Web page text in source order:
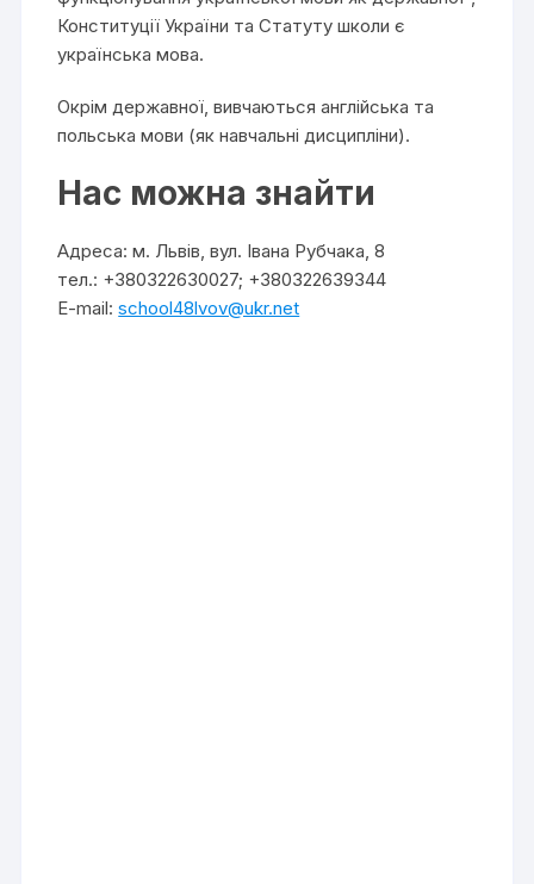
Конституції України та Статуту школи є
українська мова.
Окрім державної, вивчаються англійська та
польська мови (як навчальні дисципліни).
Нас можна знайти
Адреса: м. Львів, вул. Івана Рубчака, 8
тел.: +380322630027; +380322639344
E-mail:school48lvov@ukr.net